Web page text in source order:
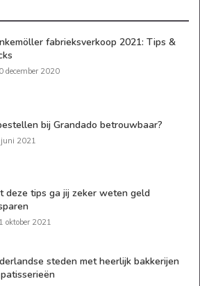
fabrieksverkoop 2021: Tips &
december 2020
bij Grandado betrouwbaar?
juni 2021
deze tips ga jij zeker weten geld
oktober 2021
steden met heerlijk bakkerijen